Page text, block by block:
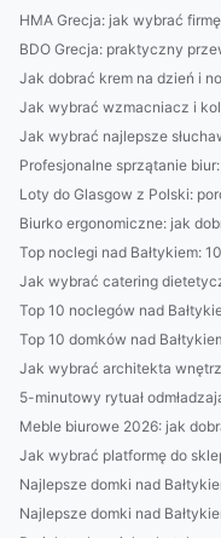
HMA Grecja: jak wybrać
BDO Grecja: praktyczny
Jak dobrać krem na dzień i
Jak wybrać wzmacniacz i
Jak wybrać najlepsze
Profesjonalne sprzątanie
Loty do Glasgow z Polski:
Biurko ergonomiczne: jak
Top noclegi nad Bałtykiem:
Jak wybrać catering
Top 10 noclegów nad
Top 10 domków nad
Jak wybrać architekta
5-minutowy rytuał
Meble biurowe 2026: jak
Jak wybrać platformę do
Najlepsze domki nad
Najlepsze domki nad